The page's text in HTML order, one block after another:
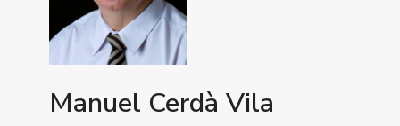
Manuel Cerdà Vila